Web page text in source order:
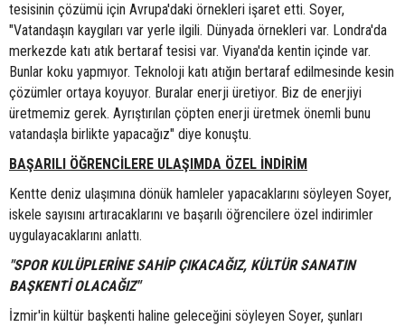
tesisinin çözümü için Avrupa'daki örnekleri işaret etti. Soyer,
"Vatandaşın kaygıları var yerle ilgili. Dünyada örnekleri var. Londra'da
merkezde katı atık bertaraf tesisi var. Viyana'da kentin içinde var.
Bunlar koku yapmıyor. Teknoloji katı atığın bertaraf edilmesinde kesin
çözümler ortaya koyuyor. Buralar enerji üretiyor. Biz de enerjiyi
üretmemiz gerek. Ayrıştırılan çöpten enerji üretmek önemli bunu
vatandaşla birlikte yapacağız" diye konuştu.
BAŞARILI ÖĞRENCİLERE ULAŞIMDA ÖZEL İNDİRİM
Kentte deniz ulaşımına dönük hamleler yapacaklarını söyleyen Soyer,
iskele sayısını artıracaklarını ve başarılı öğrencilere özel indirimler
uygulayacaklarını anlattı.
"SPOR KULÜPLERİNE SAHİP ÇIKACAĞIZ, KÜLTÜR SANATIN
BAŞKENTİ OLACAĞIZ"
İzmir'in kültür başkenti haline geleceğini söyleyen Soyer, şunları